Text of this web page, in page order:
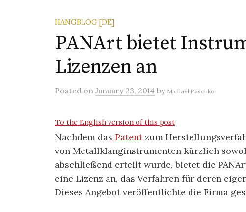
HANGBLOG [DE]
PANArt bietet
Lizenzen an
Posted on January 23, 2014 by Michael Paschko
To the English version of this post
Nachdem das Patentzum
von Metallklanginstrumenten kürzlich
abschließend erteilt wurde, bietet die
eine Lizenz an, das Verfahren für deren
Dieses Angebot veröffentlichte die Firma